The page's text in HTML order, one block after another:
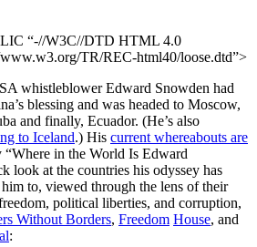
“-//W3C//DTD HTML 4.0
TR/REC-html40/loose.dtd”>
whistleblower Edward Snowden had
blessing and was headed to Moscow,
and finally, Ecuador. (He’s also
to Iceland.) His current whereabouts are
in the World Is Edward
look at the countries his odyssey has
to, viewed through the lens of their
political liberties, and corruption,
Without Borders, Freedom House, and
: